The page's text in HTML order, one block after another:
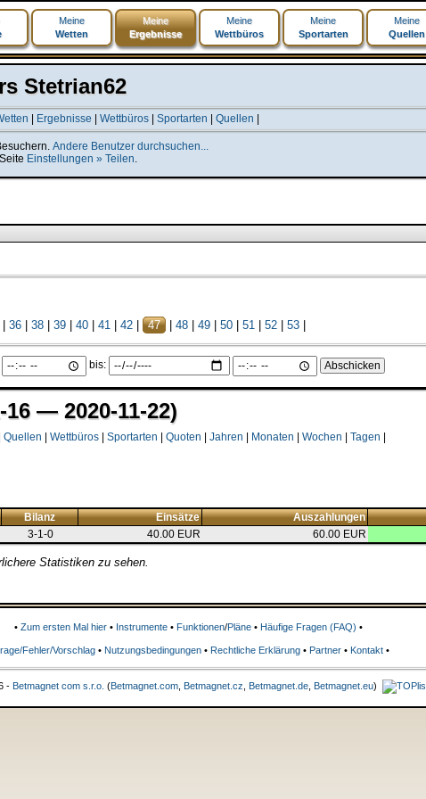
Meine
Wetten
Meine
Ergebnisse
Meine
Wettbüros
Meine
Sportarten
Meine
Quellen
Stetrian62
Ergebnisse Wettbüros Sportarten Quellen
Andere Benutzer durchsuchen...
Einstellungen » Teilen.
36 38 39 40 41 42 47 48 49 50 51 52 53
bis:
16 — 2020-11-22)
Quellen Wettbüros Sportarten Quoten Jahren Monaten Wochen Tagen
Bilanz Einsätze Auszahlungen
3-1-0 40.00 EUR 60.00 EUR
Statistiken zu sehen.
• Zum ersten Mal hier• Instrumente• Funktionen/Pläne• Häufige Fragen (FAQ) •
Fehler/Vorschlag• Nutzungsbedingungen• Rechtliche Erklärung• Partner• Kontakt•
- Betmagnet com s.r.o. (Betmagnet.com, Betmagnet.cz Betmagnet.de, Betmagnet.eu)